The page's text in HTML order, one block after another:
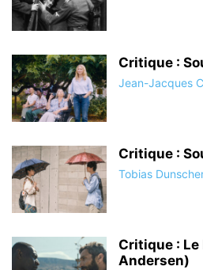
Critique :
Jean-Jacques
Critique :
Tobias
Critique : Le
Andersen)